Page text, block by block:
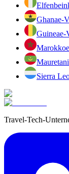
Ghanae-
Guineae-
Marokko
Sierra
Travel-Tech-